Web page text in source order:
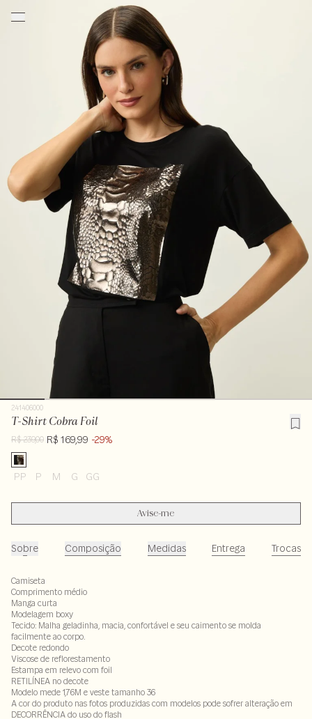
241406000
T-Shirt Cobra Foil
R$ 239,00 R$ 169,99 -29%
PP P M G GG
Avise-me
Sobre Composição Medidas Entrega Trocas
Camiseta
Comprimento médio
Manga curta
Modelagem boxy
Tecido: Malha geladinha, macia, confortável e seu caimento se molda
facilmente ao corpo.
Decote redondo
Viscose de reflorestamento
Estampa em relevo com foil
RETILÍNEA no decote
Modelo mede 1,76M e veste tamanho 36
A cor do produto nas fotos produzidas com modelos pode sofrer alteração em
DECORRÊNCIA do uso do flash